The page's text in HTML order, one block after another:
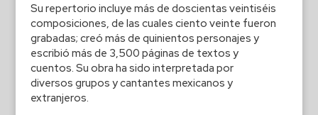
Su repertorio incluye más de doscientas veintiséis
composiciones, de las cuales ciento veinte fueron
grabadas; creó más de quinientos personajes y
escribió más de 3,500 páginas de textos y
cuentos. Su obra ha sido interpretada por
diversos grupos y cantantes mexicanos y
extranjeros.